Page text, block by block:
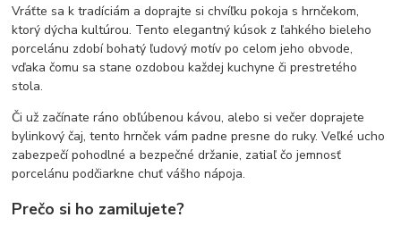
Vráťte sa k tradíciám a doprajte si chvíľku pokoja s hrnčekom,
ktorý dýcha kultúrou. Tento elegantný kúsok z ľahkého bieleho
porcelánu zdobí bohatý ľudový motív po celom jeho obvode,
vďaka čomu sa stane ozdobou každej kuchyne či prestretého
stola.
Či už začínate ráno obľúbenou kávou, alebo si večer doprajete
bylinkový čaj, tento hrnček vám padne presne do ruky. Veľké ucho
zabezpečí pohodlné a bezpečné držanie, zatiaľ čo jemnosť
porcelánu podčiarkne chuť vášho nápoja.
Prečo si ho zamilujete?